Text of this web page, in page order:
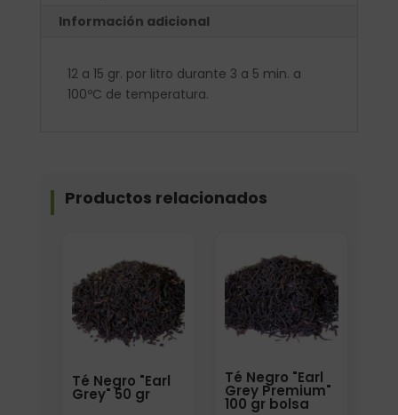
Información adicional
12 a 15 gr. por litro durante 3 a 5 min. a
100ºC de temperatura.
Productos relacionados
Té Negro "Earl
Grey" 50 gr
Té Negro "Earl
Grey Premium"
100 gr bolsa
Formato